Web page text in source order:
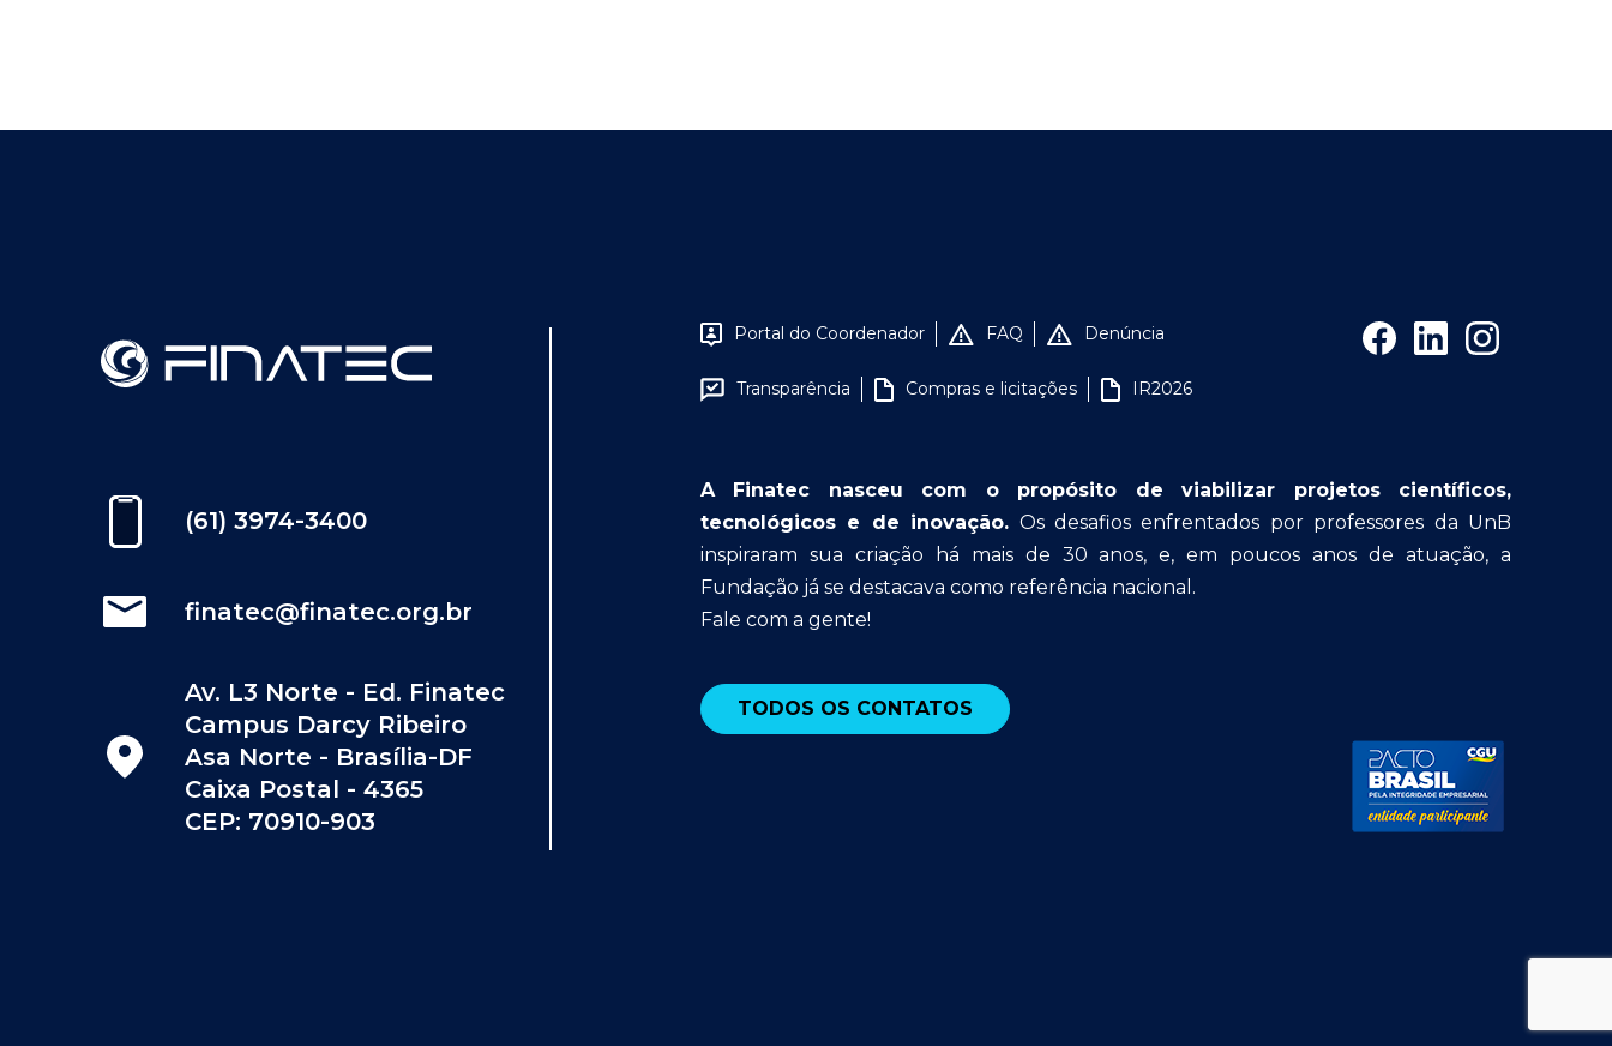
(61) 3974-3400
finatec@finatec.org.br
Av. L3 Norte - Ed. Finatec
Campus Darcy Ribeiro
Asa Norte - Brasília-DF
Caixa Postal - 4365
CEP: 70910-903
Portal do Coordenador FAQ Denúncia
Transparência Compras e licitações IR2026
A Finatec nasceu com o propósito de viabilizar projetos científicos,
tecnológicos e de inovação. Os desafios enfrentados por professores da UnB
inspiraram sua criação há mais de 30 anos, e, em poucos anos de atuação, a
Fundação já se destacava como referência nacional.
Fale com a gente!
TODOS OS CONTATOS